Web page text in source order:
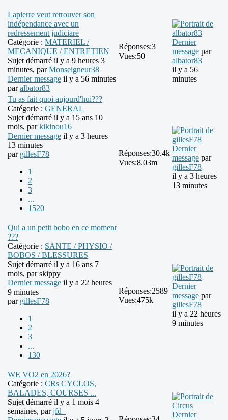
Lapierre veut retrouver son
indépendance avec un
redressement judiciare
Catégorie : MATERIEL /
MECANIQUE / ENTRETIEN
Sujet démarré il y a 9 heures 3
minutes, parMonseigneur38
Dernier message il y a 56 minutes
paralbator83
Réponses:3
Vues:50
Dernier
message par
albator83
il y a 56
minutes
Tu as fait quoi aujourd'hui???
Catégorie : GENERAL
Sujet démarré il y a 15 ans 10
mois, parkikinou16
Dernier message il y a 3 heures
13 minutes
par gillesF78
1
2
3
...
1520
Réponses:30.4k
Vues:8.03m
Dernier
message par
gillesF78
il y a 3 heures
13 minutes
Qui a un petit bobo en ce moment
???
Catégorie : SANTE / PHYSIO /
BOBOS / BLESSURES
Sujet démarré il y a 16 ans 7
mois, parskippy
Dernier message il y a 22 heures
9 minutes
par gillesF78
1
2
3
...
130
Réponses:2589
Vues:475k
Dernier
message par
gillesF78
il y a 22 heures
9 minutes
WE VO2 en 2026?
Catégorie : CRs CYCLOS,
BALADES, COURSES ...
Sujet démarré il y a 1 mois 4
semaines, parjfd_
Dernier